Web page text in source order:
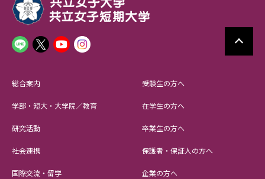
総合案内
学部・短大・大学院／教育
研究活動
社会連携
国際交流・留学
受験生の方へ
在学生の方へ
卒業生の方へ
保護者・保証人の方へ
企業の方へ